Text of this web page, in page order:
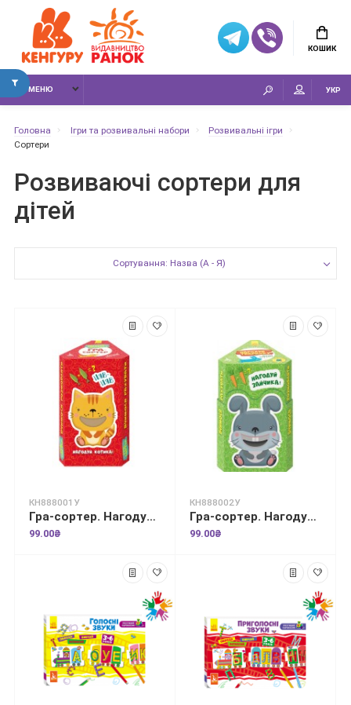
КОШИК
МЕНЮ УКР
Головна Ігри та розвивальні набори
Розвивальні ігри
Сортери
Розвиваючі сортери для
дітей
Сортування: Назва (А - Я)
КН888001У
Гра-сортер. Нагодуй тваринку. Домашні улюбленці
99.00₴
КН888002У
Гра-сортер. Нагодуй тваринку. Лісові звірятка
99.00₴